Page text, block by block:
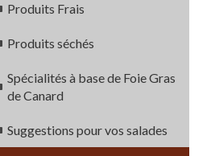
Produits Frais
Produits séchés
Spécialités à base de Foie Gras
de Canard
Suggestions pour vos salades